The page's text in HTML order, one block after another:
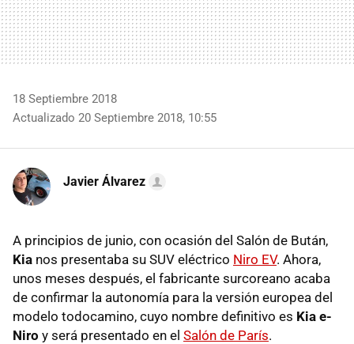
18 Septiembre 2018
Actualizado 20 Septiembre 2018, 10:55
Javier Álvarez
A principios de junio, con ocasión del Salón de Bután,
Kia nos presentaba su SUV eléctrico Niro EV. Ahora,
unos meses después, el fabricante surcoreano acaba
de confirmar la autonomía para la versión europea del
modelo todocamino, cuyo nombre definitivo es Kia e-
Niro y será presentado en el Salón de París.